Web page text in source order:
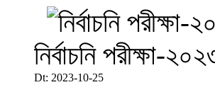
নির্বাচনি পরীক্ষা-
Dt: 2023-10-25